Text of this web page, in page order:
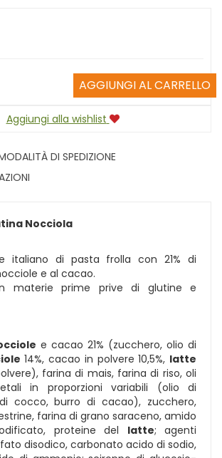
AGGIUNGI AL CARRELLO
Aggiungi alla wishlist
DI SPEDIZIONE
Nocciola
italiano di pasta frolla con 21% di
e al cacao.
materie prime prive di glutine e
e cacao 21% (zucchero, olio di
14%, cacao in polvere 10,5%, latte
farina di mais, farina di riso, oli
in proporzioni variabili (olio di
cocco, burro di cacao), zucchero,
farina di grano saraceno, amido
proteine del latte; agenti
disodico, carbonato acido di sodio,